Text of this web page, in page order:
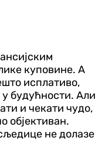
куповине. А
исплативо,
у будућности. Али
и чекати чудо,
објективан.
не долазе